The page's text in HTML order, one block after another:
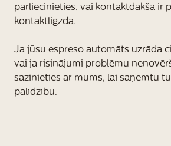
pārliecinieties, vai kontaktdakša ir
kontaktligzdā.
Ja jūsu espreso automāts uzrāda
vai ja risinājumi problēmu
sazinieties ar mums, lai saņemtu
palīdzību.